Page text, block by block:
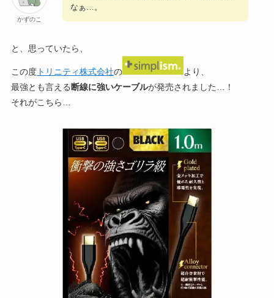
かずのこ
なぁ…。
と、思っていたら、
この度トリニティ株式会社の
より、
最強とも言える 断線に強いケーブルが発売されました…！
それがこちら…